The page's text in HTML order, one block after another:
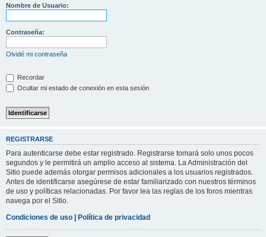
Nombre de Usuario:
Contraseña:
Olvidé mi contraseña
Recordar
Ocultar mi estado de conexión en esta sesión
REGISTRARSE
Para autenticarse debe estar registrado. Registrarse tomará solo unos pocos
segundos y le permitirá un amplio acceso al sistema. La Administración del
Sitio puede además otorgar permisos adicionales a los usuarios registrados.
Antes de identificarse asegúrese de estar familiarizado con nuestros términos
de uso y políticas relacionadas. Por favor lea las reglas de los foros mientras
navega por el Sitio.
Condiciones de uso | Política de privacidad